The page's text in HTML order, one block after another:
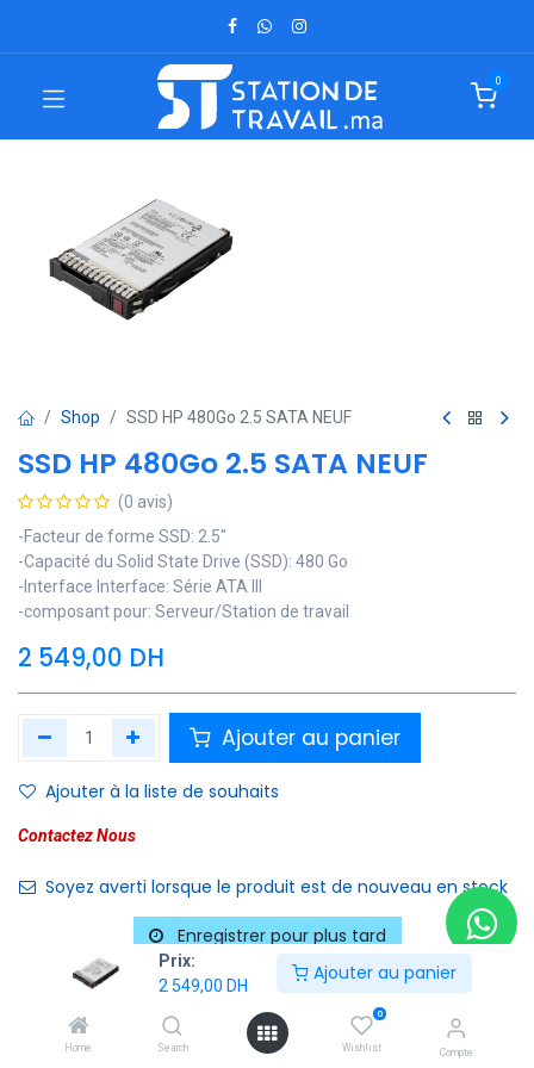
Prix:
2 549,00 DH
Ajouter au panier
Home Search
0
Wishlist Compte
0
Shop SSD HP 480Go 2.5 SATA NEUF
SSD HP 480Go 2.5 SATA NEUF
(0 avis)
-Facteur de forme SSD: 2.5"
-Capacité du Solid State Drive (SSD): 480 Go
-Interface Interface: Série ATA III
-composant pour: Serveur/Station de travail
2 549,00 DH
Ajouter au panier
Ajouter à la liste de souhaits
Contactez Nous
Soyez averti lorsque le produit est de nouveau en stock
Enregistrer pour plus tard
Catégories : SSD